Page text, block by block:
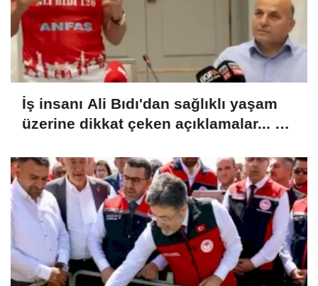
İş insanı Ali Bıdı'dan sağlıklı yaşam
üzerine dikkat çeken açıklamalar... 77